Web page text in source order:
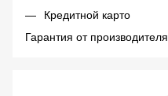
Кредитной карто
Гарантия от производителя